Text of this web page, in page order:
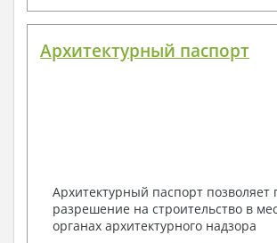
Архитектурный паспорт
Архитектурный паспорт позволяет
разрешение на строительство в
органах архитектурного надзора